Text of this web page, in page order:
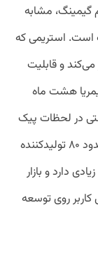
گیمینگ، مشابه
است. استریمی که
و قابلیت
هشت ماه
کاربر دارد و حتی در لحظات پیک
در لحظه ۴ هزار کاربر را نیز تجربه کرده است و حدود ۸۰ تولیدکننده
دارد و بازار
روی توسعه